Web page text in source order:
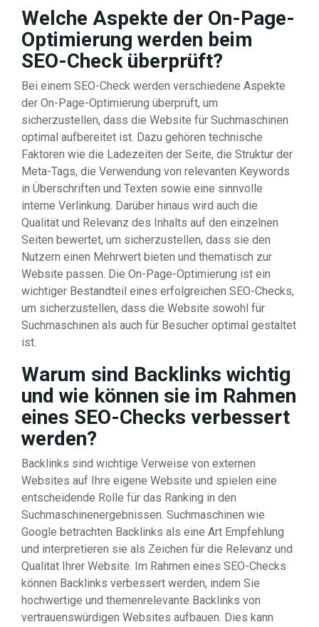
Welche Aspekte der On-Page-
Optimierung werden beim
SEO-Check überprüft?
Bei einem SEO-Check werden verschiedene Aspekte
der On-Page-Optimierung überprüft, um
sicherzustellen, dass die Website für Suchmaschinen
optimal aufbereitet ist. Dazu gehören technische
Faktoren wie die Ladezeiten der Seite, die Struktur der
Meta-Tags, die Verwendung von relevanten Keywords
in Überschriften und Texten sowie eine sinnvolle
interne Verlinkung. Darüber hinaus wird auch die
Qualität und Relevanz des Inhalts auf den einzelnen
Seiten bewertet, um sicherzustellen, dass sie den
Nutzern einen Mehrwert bieten und thematisch zur
Website passen. Die On-Page-Optimierung ist ein
wichtiger Bestandteil eines erfolgreichen SEO-Checks,
um sicherzustellen, dass die Website sowohl für
Suchmaschinen als auch für Besucher optimal gestaltet
ist.
Warum sind Backlinks wichtig
und wie können sie im Rahmen
eines SEO-Checks verbessert
werden?
Backlinks sind wichtige Verweise von externen
Websites auf Ihre eigene Website und spielen eine
entscheidende Rolle für das Ranking in den
Suchmaschinenergebnissen. Suchmaschinen wie
Google betrachten Backlinks als eine Art Empfehlung
und interpretieren sie als Zeichen für die Relevanz und
Qualität Ihrer Website. Im Rahmen eines SEO-Checks
können Backlinks verbessert werden, indem Sie
hochwertige und themenrelevante Backlinks von
vertrauenswürdigen Websites aufbauen. Dies kann